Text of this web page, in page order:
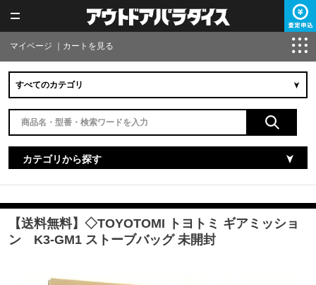
マイページ カートを見る
カテゴリから探す
【送料無料】◇TOYOTOMI トヨトミ ギアミッショ
ン K3-GM1 ストーブバッグ 未開封